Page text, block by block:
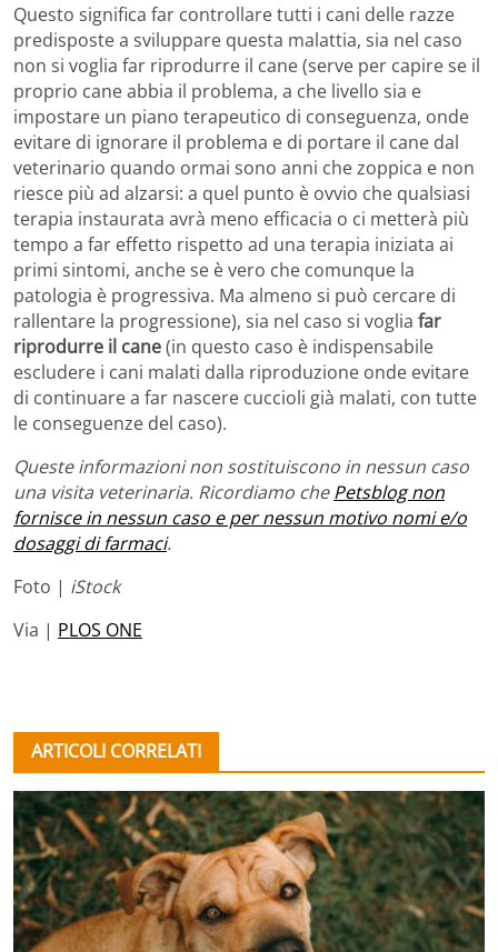
Questo significa far controllare tutti i cani delle razze
predisposte a sviluppare questa malattia, sia nel caso
non si voglia far riprodurre il cane (serve per capire se il
proprio cane abbia il problema, a che livello sia e
impostare un piano terapeutico di conseguenza, onde
evitare di ignorare il problema e di portare il cane dal
veterinario quando ormai sono anni che zoppica e non
riesce più ad alzarsi: a quel punto è ovvio che qualsiasi
terapia instaurata avrà meno efficacia o ci metterà più
tempo a far effetto rispetto ad una terapia iniziata ai
primi sintomi, anche se è vero che comunque la
patologia è progressiva. Ma almeno si può cercare di
rallentare la progressione), sia nel caso si voglia far
riprodurre il cane(in questo caso è indispensabile
escludere i cani malati dalla riproduzione onde evitare
di continuare a far nascere cuccioli già malati, con tutte
le conseguenze del caso).
Queste informazioni non sostituiscono in nessun caso
una visita veterinaria. Ricordiamo chePetsblog non
fornisce in nessun caso e per nessun motivo nomi e/o
dosaggi di farmaci.
Foto | iStock
Via | PLOS ONE
ARTICOLI CORRELATI